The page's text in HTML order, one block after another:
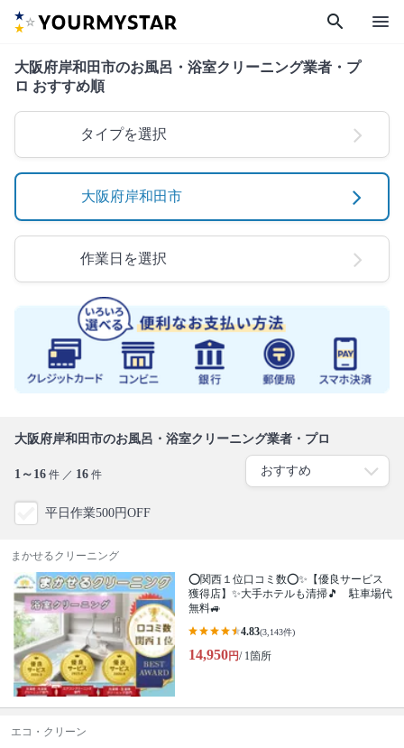
search menu
大阪府岸和田市のお風呂・浴室クリーニング業者・プ
ロ おすすめ順
タイプを選択
大阪府岸和田市
作業日を選択
大阪府岸和田市のお風呂・浴室クリーニング業者・プロ
1～16 件 ／ 16 件
平日作業500円OFF
まかせるクリーニング
⭕関西１位口コミ数⭕✨【優良サービス
獲得店】✨大手ホテルも清掃🎵 駐車場代
無料🚙
4.83(3,143件)
14,950円/ 1箇所
エコ・クリーン